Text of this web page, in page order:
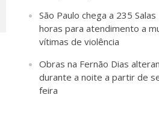
São Paulo chega a 235
horas para atendimento a
vítimas de violência
Obras na Fernão Dias
durante a noite a partir de
feira